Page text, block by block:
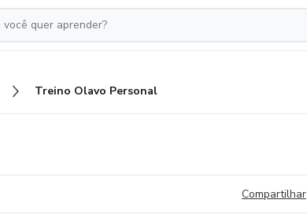
Treino Olavo Personal
Compartilhar